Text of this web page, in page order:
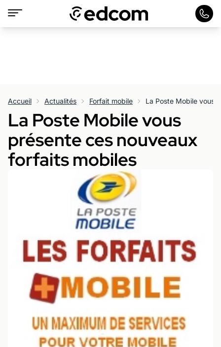
Accueil Actualités Forfait mobile
La Poste Mobile vous
présente ces nouveaux
forfaits mobiles